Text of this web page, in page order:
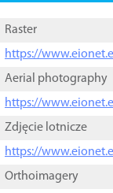
Raster
https://
Aerial photography
https://
Zdjęcie lotnicze
https://
Orthoimagery